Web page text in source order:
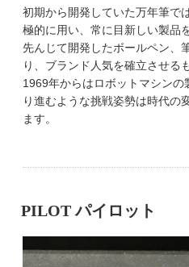
初期から開発していた万年筆で
極的に用い、常に目新しい製品
先んじて開発したボールペン、
り、ブランド人気を確立させる
1969年からはロボットマシンの
り進むような挑戦姿勢は時代の
ます。
PILOT パイロット